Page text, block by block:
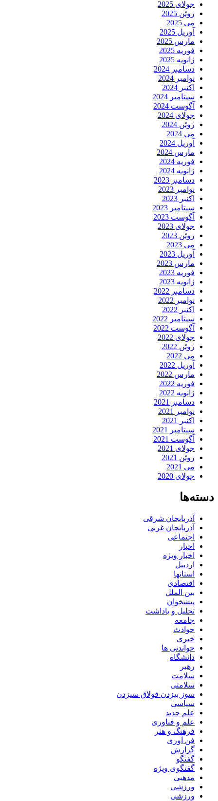
جولای 2025
ژوئن 2025
می 2025
آوریل 2025
مارس 2025
فوریه 2025
ژانویه 2025
دسامبر 2024
نوامبر 2024
اکتبر 2024
سپتامبر 2024
آگوست 2024
جولای 2024
ژوئن 2024
می 2024
آوریل 2024
مارس 2024
فوریه 2024
ژانویه 2024
دسامبر 2023
نوامبر 2023
اکتبر 2023
سپتامبر 2023
آگوست 2023
جولای 2023
ژوئن 2023
می 2023
آوریل 2023
مارس 2023
فوریه 2023
ژانویه 2023
دسامبر 2022
نوامبر 2022
اکتبر 2022
سپتامبر 2022
آگوست 2022
جولای 2022
ژوئن 2022
می 2022
آوریل 2022
مارس 2022
فوریه 2022
ژانویه 2022
دسامبر 2021
نوامبر 2021
اکتبر 2021
سپتامبر 2021
آگوست 2021
جولای 2021
ژوئن 2021
می 2021
جولای 2020
دسته‌ها
آذربایجان شرقی
آذربایجان غربی
اجتماعی
اخبار
اخبار ویژه
اردبیل
استانها
اقتصادی
بین الملل
پیشخوان
تحلیل و یاداشت
جامعه
حوادث
خبری
خواندنی ها
دانشگاه
رهبر
سلامت
سلامتی
سوز بیزدن قولاق سیزدن
سیاسی
علم جدید
علم و فناوری
فرهنگ و هنر
فن آوری
گزارش
گفتگو
گفتگوی ویژه
مذهبی
ورزشی
ورزشی